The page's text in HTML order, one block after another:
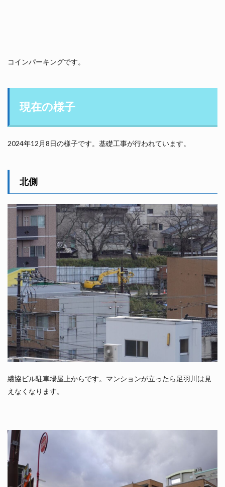
コインパーキングです。
現在の様子
2024年12月8日の様子です。基礎工事が行われています。
北側
繊協ビル駐車場屋上からです。マンションが立ったら足羽川は見
えなくなります。